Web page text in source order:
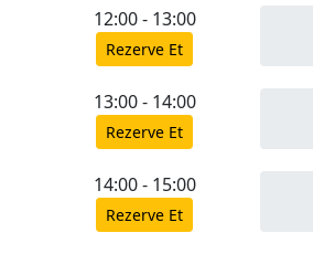
12:00 - 13:00
Rezerve Et
13:00 - 14:00
Rezerve Et
14:00 - 15:00
Rezerve Et